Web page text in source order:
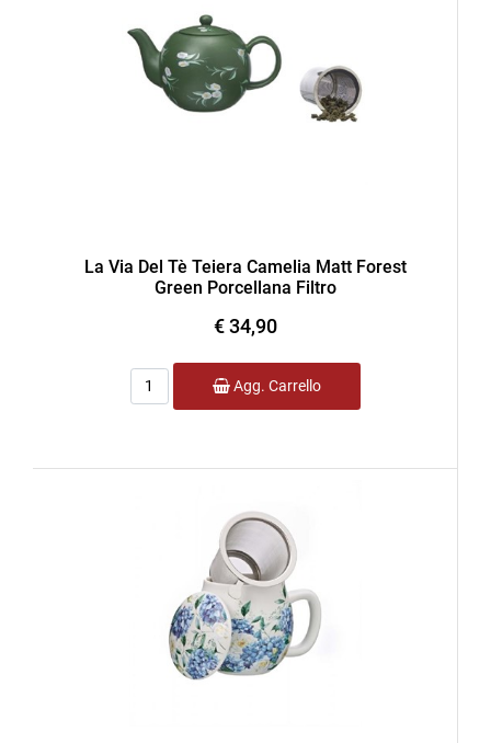
La Via Del Tè Teiera Camelia Matt Forest
Green Porcellana Filtro
€ 34,90
Quantità
Agg. Carrello